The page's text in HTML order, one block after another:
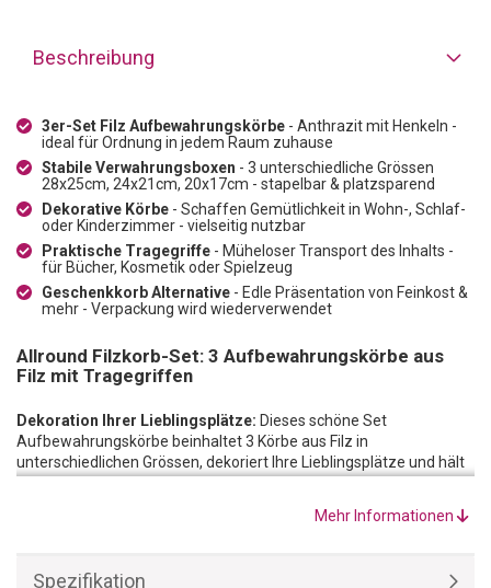
Beschreibung
3er-Set Filz Aufbewahrungskörbe - Anthrazit mit Henkeln -
ideal für Ordnung in jedem Raum zuhause
Stabile Verwahrungsboxen - 3 unterschiedliche Grössen
28x25cm, 24x21cm, 20x17cm - stapelbar & platzsparend
Dekorative Körbe - Schaffen Gemütlichkeit in Wohn-, Schlaf-
oder Kinderzimmer - vielseitig nutzbar
Praktische Tragegriffe - Müheloser Transport des Inhalts -
für Bücher, Kosmetik oder Spielzeug
Geschenkkorb Alternative - Edle Präsentation von Feinkost &
mehr - Verpackung wird wiederverwendet
Allround Filzkorb-Set: 3 Aufbewahrungskörbe aus
Filz mit Tragegriffen
Dekoration Ihrer Lieblingsplätze: Dieses schöne Set
Aufbewahrungskörbe beinhaltet 3 Körbe aus Filz in
unterschiedlichen Grössen, dekoriert Ihre Lieblingsplätze und hält
kann. Die schönen Filz Aufbewahrungs-Körbe strahlenMehr Informationen
Spezifikation